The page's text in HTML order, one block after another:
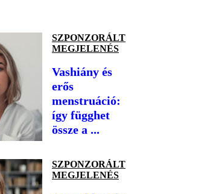
SZPONZORÁLT
MEGJELENÉS
Vashiány és
erős
menstruáció:
így függhet
össze a ...
SZPONZORÁLT
MEGJELENÉS